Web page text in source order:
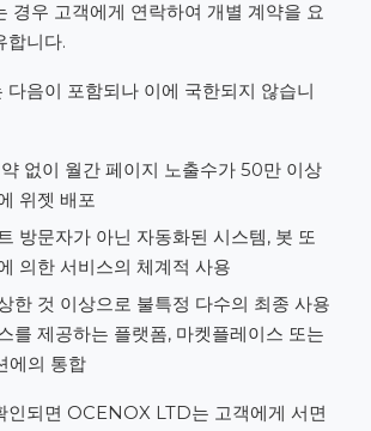
경우 고객에게 연락하여 개별 계약을 요
합니다.
다음이 포함되나 이에 국한되지 않습니
없이 월간 페이지 노출수가 50만 이상
위젯 배포
방문자가 아닌 자동화된 시스템, 봇 또
의한 서비스의 체계적 사용
한 것 이상으로 불특정 다수의 최종 사용
를 제공하는 플랫폼, 마켓플레이스 또는
에의 통합
인되면 OCENOX LTD는 고객에게 서면